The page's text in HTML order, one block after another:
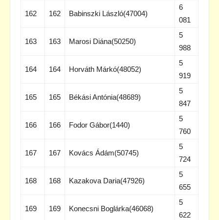
162 162 Babinszki László(47004)
6
081
163 163 Marosi Diána(50250)
5
988
164 164 Horváth Márkó(48052)
5
919
165 165 Békási Antónia(48689)
5
847
166 166 Fodor Gábor(1440)
5
760
167 167 Kovács Ádám(50745)
5
724
168 168 Kazakova Daria(47926)
5
655
169 169 Konecsni Boglárka(46068)
5
622